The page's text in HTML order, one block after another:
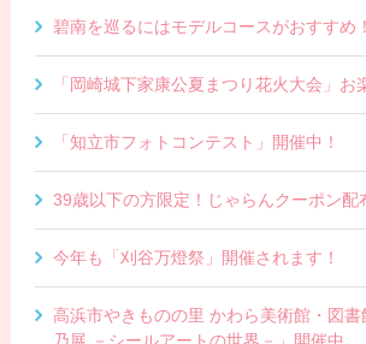
碧南を巡るにはモデルコースがおすすめ！
「岡崎城下家康公夏まつり花火大会」お
「知立市フォトコンテスト」開催中！
39歳以下の方限定！じゃらんクーポン配
今年も「刈谷万燈祭」開催されます！
高浜市やきものの里 かわら美術館・図